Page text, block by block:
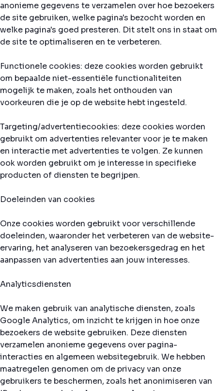
anonieme gegevens te verzamelen over hoe bezoekers
de site gebruiken, welke pagina's bezocht worden en
welke pagina's goed presteren. Dit stelt ons in staat om
de site te optimaliseren en te verbeteren.
Functionele cookies: deze cookies worden gebruikt
om bepaalde niet-essentiële functionaliteiten
mogelijk te maken, zoals het onthouden van
voorkeuren die je op de website hebt ingesteld.
Targeting/advertentiecookies: deze cookies worden
gebruikt om advertenties relevanter voor je te maken
en interactie met advertenties te volgen. Ze kunnen
ook worden gebruikt om je interesse in specifieke
producten of diensten te begrijpen.
Doeleinden van cookies
Onze cookies worden gebruikt voor verschillende
doeleinden, waaronder het verbeteren van de website-
ervaring, het analyseren van bezoekersgedrag en het
aanpassen van advertenties aan jouw interesses.
Analyticsdiensten
We maken gebruik van analytische diensten, zoals
Google Analytics, om inzicht te krijgen in hoe onze
bezoekers de website gebruiken. Deze diensten
verzamelen anonieme gegevens over pagina-
interacties en algemeen websitegebruik. We hebben
maatregelen genomen om de privacy van onze
gebruikers te beschermen, zoals het anonimiseren van